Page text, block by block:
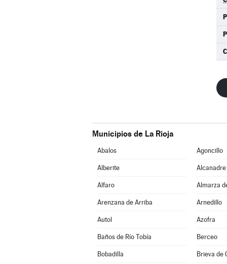
Municipios de La Rioja
Abalos Agoncillo
Alberite Alcanadre
Alfaro Almarza
Arenzana de Arriba Arnedillo
Autol Azofra
Baños de Río Tobía Berceo
Bobadilla Brieva de